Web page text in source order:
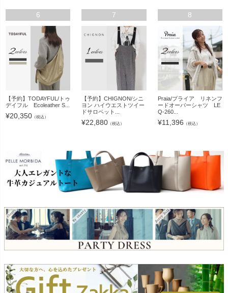
6
【予約】TODAYFUL/トゥ
デイフル Ecoleather S...
¥20,350 （税込）
7
【予約】CHIGNON/シニ
ヨン ハイウエストツイー
ドサロペット...
¥22,880 （税込）
8
Praia/プライア リネンフ
ードオーバーシャツ LE
Q-260...
¥11,396 （税込）